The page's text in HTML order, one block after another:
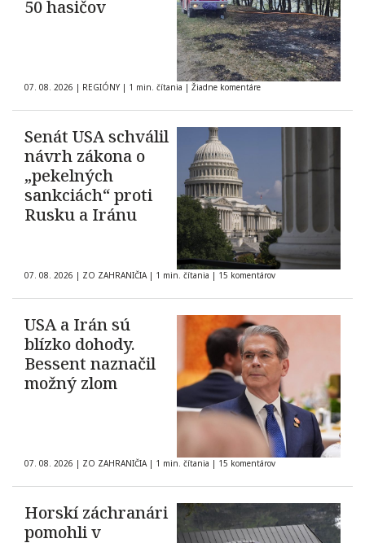
50 hasičov
07. 08. 2026 | REGIÓNY | 1 min. čítania | Žiadne komentáre
Senát USA schválil
návrh zákona o
„pekelných
sankciách“ proti
Rusku a Iránu
07. 08. 2026 | ZO ZAHRANIČIA | 1 min. čítania | 15 komentárov
USA a Irán sú
blízko dohody.
Bessent naznačil
možný zlom
07. 08. 2026 | ZO ZAHRANIČIA | 1 min. čítania | 15 komentárov
Horskí záchranári
pomohli v